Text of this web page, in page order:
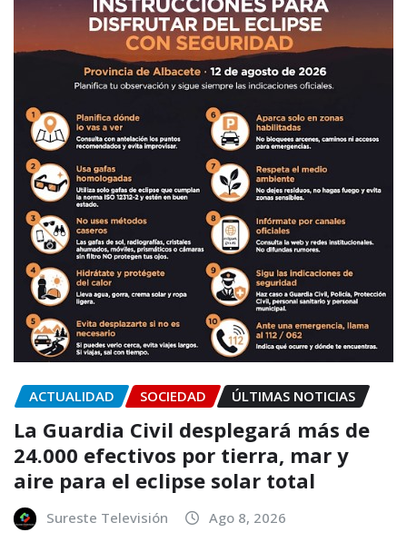
ACTUALIDAD SOCIEDAD ÚLTIMAS NOTICIAS
La Guardia Civil desplegará más de
24.000 efectivos por tierra, mar y
aire para el eclipse solar total
Sureste Televisión Ago 8, 2026